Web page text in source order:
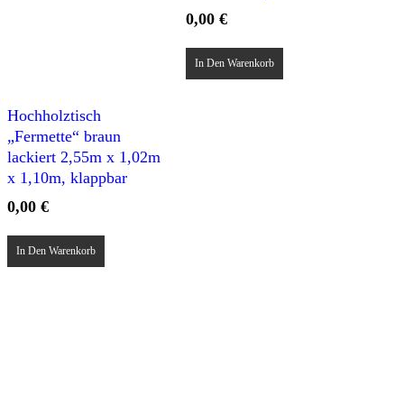
Hochholztisch
„Fermette“ braun
lackiert 2,55m x 1,02m
x 1,10m, klappbar
0,00 €
In Den Warenkorb
0,00 €
In Den Warenkorb